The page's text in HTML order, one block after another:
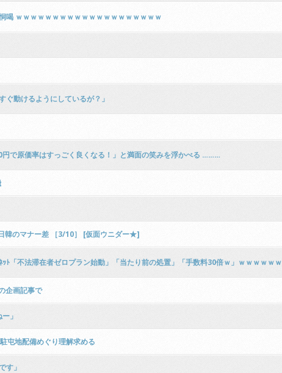
喝 ｗｗｗｗｗｗｗｗｗｗｗｗｗｗｗｗｗｗｗｗ
ぐ動けるようにしているが？」
で原価率はすっごく良くなる！」と満面の笑みを浮かべる ………
韓のマナー差 ［3/10］ [仮面ウニダー★]
「不法滞在者ゼロプラン始動」「当たり前の処置」「手数料30倍ｗ」ｗｗｗｗｗｗ
企画記事で
」
屯地配備めぐり理解求める
す」